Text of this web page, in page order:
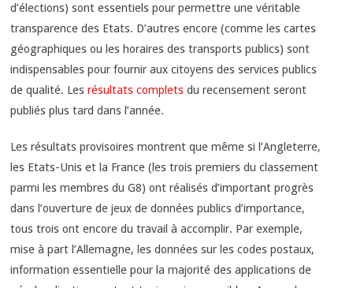
d’élections) sont essentiels pour permettre une véritable
transparence des Etats. D’autres encore (comme les cartes
géographiques ou les horaires des transports publics) sont
indispensables pour fournir aux citoyens des services publics
de qualité. Lesrésultats complets du recensement seront
publiés plus tard dans l’année.
Les résultats provisoires montrent que même si l’Angleterre,
les Etats-Unis et la France (les trois premiers du classement
parmi les membres du G8) ont réalisés d’important progrès
dans l’ouverture de jeux de données publics d’importance,
tous trois ont encore du travail à accomplir. Par exemple,
mise à part l’Allemagne, les données sur les codes postaux,
information essentielle pour la majorité des applications de